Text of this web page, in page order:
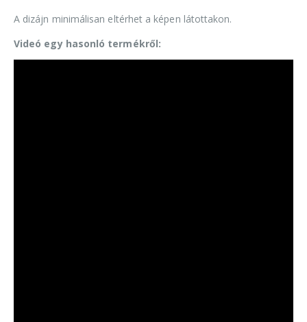
A dizájn minimálisan eltérhet a képen látottakon.
Videó egy hasonló termékről: